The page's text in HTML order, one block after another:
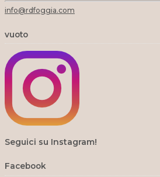
info@rdfoggia.com
vuoto
Seguici su Instagram!
Facebook